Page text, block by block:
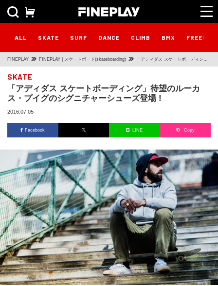
ALL SKATE SURF DANCE CLIMB BMX
FINEPLAY FINEPLAY | スケートボード(skateboarding) 「アディダス スケートボーディン
チャーシューズ登場 !
SKATE
「アディダス スケートボーディング」待望のルーカ
ス・プイグのシグニチャーシューズ登場 !
2016.07.05
Facebook LINE Copy